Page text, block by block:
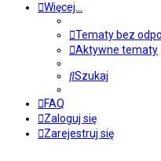
Więcej…
Tematy bez
Aktywne tematy
Szukaj
FAQ
Zaloguj się
Zarejestruj się